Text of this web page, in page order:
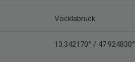
Vöcklabruck
13.342170° / 47.924830°